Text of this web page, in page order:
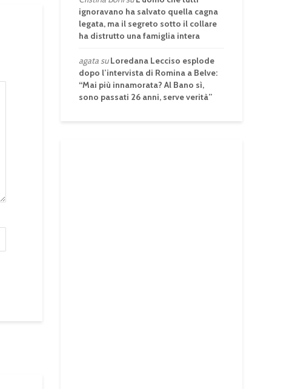
ignoravano ha salvato quella cagna
legata, ma il segreto sotto il collare
ha distrutto una famiglia intera
agatasuLoredana Lecciso esplode
dopo l’intervista di Romina a Belve:
“Mai più innamorata? Al Bano sì,
sono passati 26 anni, serve verità”